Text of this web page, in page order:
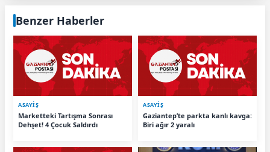
Benzer Haberler
ASAYİŞ
Marketteki Tartışma Sonrası
Dehşet! 4 Çocuk Saldırdı
ASAYİŞ
Gaziantep’te parkta kanlı kavga:
Biri ağır 2 yaralı